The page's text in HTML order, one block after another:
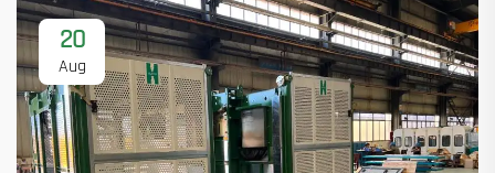
20
Aug